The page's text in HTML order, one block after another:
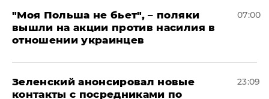
"Моя Польша не бьет", – поляки
вышли на акции против насилия в
отношении украинцев
07:00
Зеленский анонсировал новые
контакты с посредниками по
23:09